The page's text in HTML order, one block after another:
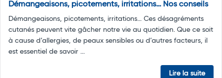
Démangeaisons, picotements, irritations… Nos conseils
Démangeaisons, picotements, irritations… Ces désagréments
cutanés peuvent vite gâcher notre vie au quotidien. Que ce soit
à cause d’allergies, de peaux sensibles ou d’autres facteurs, il
est essentiel de savoir ...
Lire la suite